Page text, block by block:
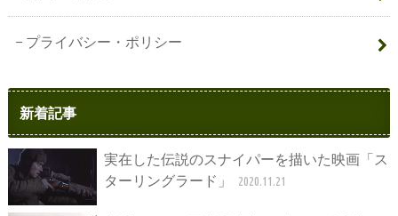
プライバシー・ポリシー
新着記事
実在した伝説のスナイパーを描いた映画「ス
ターリングラード」
2020.11.21